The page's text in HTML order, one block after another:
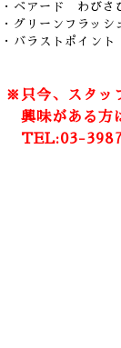
・ベアード わびさ
・グリーンフラッ
・バラストポイン
※只今、スタッ
興味がある方
TEL:03-